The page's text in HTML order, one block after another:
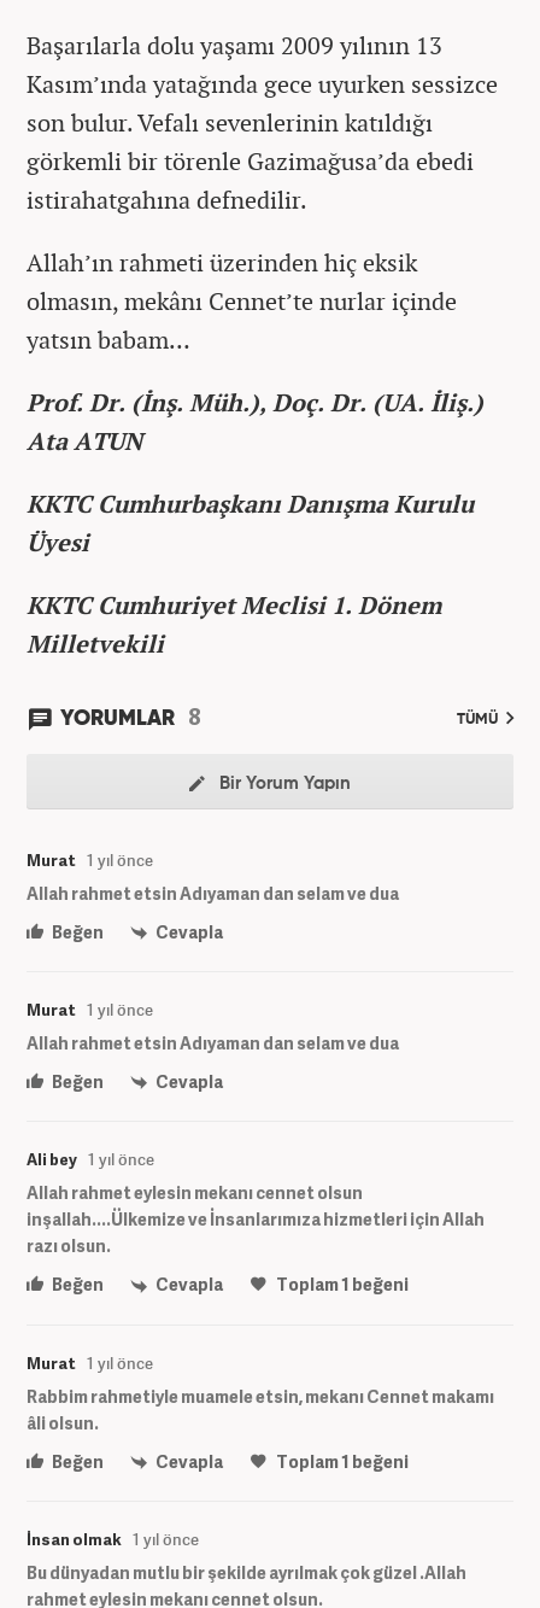
Başarılarla dolu yaşamı 2009 yılının 13
Kasım’ında yatağında gece uyurken sessizce
son bulur. Vefalı sevenlerinin katıldığı
görkemli bir törenle Gazimağusa’da ebedi
istirahatgahına defnedilir.
Allah’ın rahmeti üzerinden hiç eksik
olmasın, mekânı Cennet’te nurlar içinde
yatsın babam…
Prof. Dr. (İnş. Müh.), Doç. Dr. (UA. İliş.)
Ata ATUN
KKTC Cumhurbaşkanı Danışma Kurulu
Üyesi
KKTC Cumhuriyet Meclisi 1. Dönem
Milletvekili
YORUMLAR 8 TÜMÜ
Bir Yorum Yapın
Murat 1 yıl önce
Allah rahmet etsin Adıyaman dan selam ve dua
Beğen
Cevapla
Murat 1 yıl önce
Allah rahmet etsin Adıyaman dan selam ve dua
Beğen
Cevapla
Ali bey 1 yıl önce
Allah rahmet eylesin mekanı cennet olsun
inşallah....Ülkemize ve İnsanlarımıza hizmetleri için Allah
razı olsun.
Beğen
Cevapla Toplam1 beğeni
Murat 1 yıl önce
Rabbim rahmetiyle muamele etsin, mekanı Cennet makamı
âli olsun.
Beğen
Cevapla Toplam1 beğeni
İnsan olmak 1 yıl önce
Bu dünyadan mutlu bir şekilde ayrılmak çok güzel .Allah
rahmet eylesin mekanı cennet olsun.